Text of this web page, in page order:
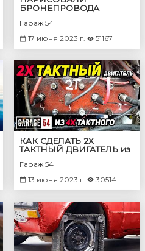
БРОНЕПРОВОДА
СРАБОТАЮТ?
Гараж 54
17 июня 2023 г.
51167
КАК СДЕЛАТЬ 2Х
ТАКТНЫЙ ДВИГАТЕЛЬ из
Гараж 54
13 июня 2023 г.
30514